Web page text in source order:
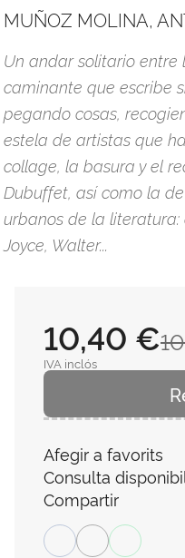
MUÑOZ MOLINA,
Un andar solitario
caminante que escribe
pegando cosas,
estela de artistas que
collage, la basura y el
Dubuffet, así como la
urbanos de la literatura:
Joyce, Walter...
10,40 €
IVA inclós
Afegir a favorits
Consulta
Compartir